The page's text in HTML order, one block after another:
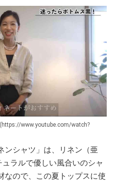
www.youtube.com/watch?
ンシャツ」は、リネン（亜
ラルで優しい風合いのシャ
なので、この夏トップスに使